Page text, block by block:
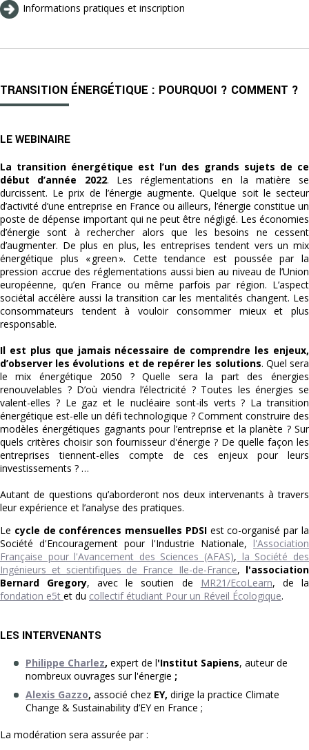
Informations pratiques et inscription
TRANSITION ÉNERGÉTIQUE : POURQUOI ? COMMENT ?
LE WEBINAIRE
La transition énergétique est l’un des grands sujets de ce
début d’année 2022. Les réglementations en la matière se
durcissent. Le prix de l’énergie augmente. Quelque soit le secteur
d’activité d’une entreprise en France ou ailleurs, l’énergie constitue un
poste de dépense important qui ne peut être négligé. Les économies
d’énergie sont à rechercher alors que les besoins ne cessent
d’augmenter. De plus en plus, les entreprises tendent vers un mix
énergétique plus « green ». Cette tendance est poussée par la
pression accrue des réglementations aussi bien au niveau de l’Union
européenne, qu’en France ou même parfois par région. L’aspect
sociétal accélère aussi la transition car les mentalités changent. Les
consommateurs tendent à vouloir consommer mieux et plus
responsable.
Il est plus que jamais nécessaire de comprendre les enjeux,
d’observer les évolutions et de repérer les solutions. Quel sera
le mix énergétique 2050 ? Quelle sera la part des énergies
renouvelables ? D’où viendra l’électricité ? Toutes les énergies se
valent-elles ? Le gaz et le nucléaire sont-ils verts ? La transition
énergétique est-elle un défi technologique ? Comment construire des
modèles énergétiques gagnants pour l’entreprise et la planète ? Sur
quels critères choisir son fournisseur d'énergie ? De quelle façon les
entreprises tiennent-elles compte de ces enjeux pour leurs
investissements ? …
Autant de questions qu’aborderont nos deux intervenants à travers
leur expérience et l’analyse des pratiques.
Le cycle de conférences mensuelles PDSIest co-organisé par la
Société d'Encouragement pour l'Industrie Nationale, l'Association
Française pour l'Avancement des Sciences (AFAS), la Société des
Ingénieurs et scientifiques de France Ile-de-France, l'association
Bernard Gregory, avec le soutien de MR21/EcoLearn, de la
fondation e5t et du collectif étudiant Pour un Réveil Écologique.
LES INTERVENANTS
Philippe Charlez, expert de l'Institut Sapiens, auteur de
nombreux ouvrages sur l'énergie ;
Alexis Gazzo, associé chez EY, dirige la practice Climate
Change & Sustainability d’EY en France ;
La modération sera assurée par :